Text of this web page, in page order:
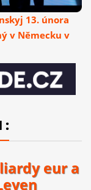
13. února
v Německu v
:
eur a